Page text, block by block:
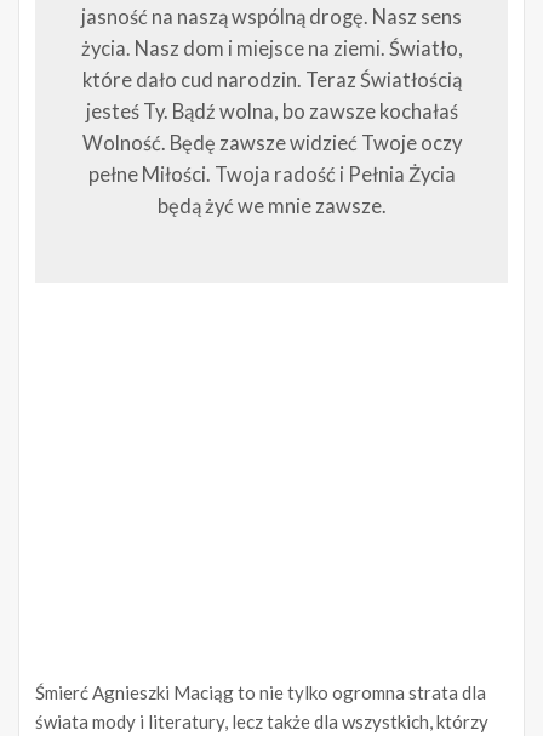
jasność na naszą wspólną drogę. Nasz sens
życia. Nasz dom i miejsce na ziemi. Światło,
które dało cud narodzin. Teraz Światłością
jesteś Ty. Bądź wolna, bo zawsze kochałaś
Wolność. Będę zawsze widzieć Twoje oczy
pełne Miłości. Twoja radość i Pełnia Życia
będą żyć we mnie zawsze.
Śmierć Agnieszki Maciąg to nie tylko ogromna strata dla
świata mody i literatury, lecz także dla wszystkich, którzy